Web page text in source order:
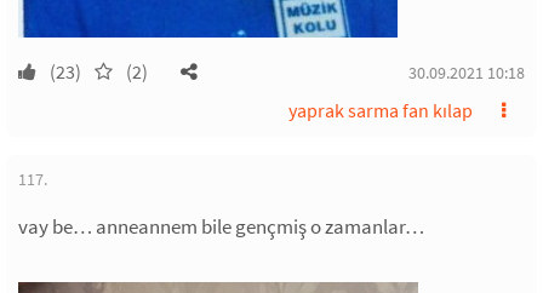
(23) (2) 30.09.2021 10:18
yaprak sarma fan kılap
117.
vay be… anneannem bile gençmiş o zamanlar…